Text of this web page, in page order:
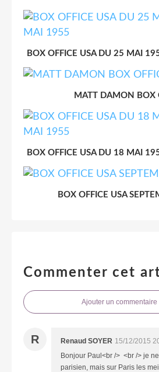
BOX OFFICE USA DU 25 MAI
MATT DAMON BOX
BOX OFFICE USA DU 18 MAI
BOX OFFICE USA
Commenter cet
Ajouter un commentaire
R Renaud SOYER 15/12/2015
Bonjour Paul<br /> <br /> je
parisien, mais sur Paris les